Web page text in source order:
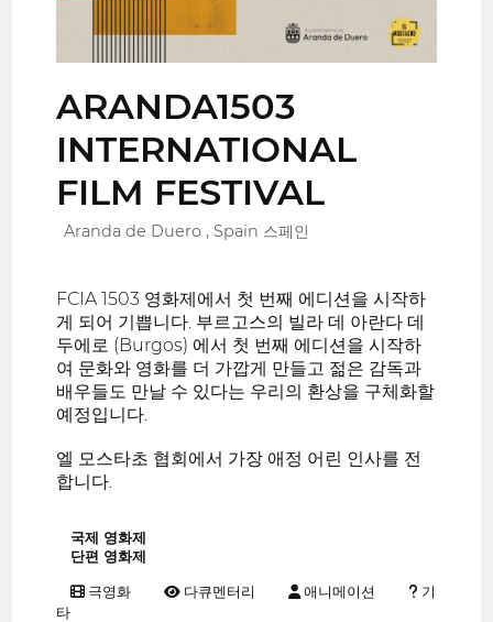
ARANDA1503
INTERNATIONAL
FILM FESTIVAL
Aranda de Duero , Spain 스페인
FCIA 1503 영화제에서 첫 번째 에디션을 시작하
게 되어 기쁩니다. 부르고스의 빌라 데 아란다 데
두에로 (Burgos) 에서 첫 번째 에디션을 시작하
여 문화와 영화를 더 가깝게 만들고 젊은 감독과
배우들도 만날 수 있다는 우리의 환상을 구체화할
예정입니다.
엘 모스타초 협회에서 가장 애정 어린 인사를 전
합니다.
국제 영화제
단편 영화제
극영화 다큐멘터리 애니메이션
기
타